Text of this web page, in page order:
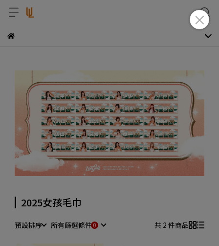
2025女孩毛巾
預設排序 所有篩選條件 共 2 件商品